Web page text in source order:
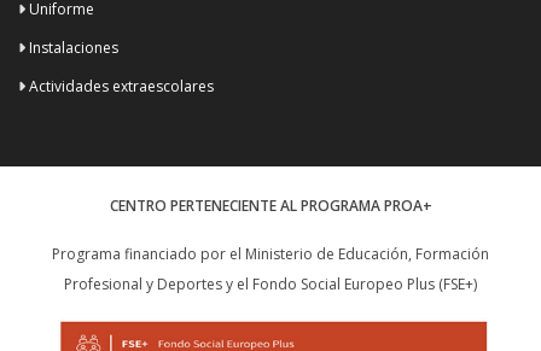
Uniforme
Instalaciones
Actividades extraescolares
CENTRO PERTENECIENTE AL PROGRAMA PROA+
Programa financiado por el Ministerio de Educación, Formación
Profesional y Deportes y el Fondo Social Europeo Plus (FSE+)